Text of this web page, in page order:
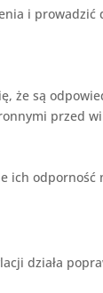
i prowadzić
że są
przed
ich odporność
działa